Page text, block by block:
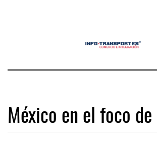
México en el foco